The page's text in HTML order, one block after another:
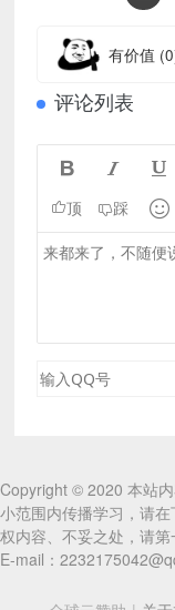
有价值
评论列表
  
顶 踩 
Copyright © 2020 本站
小范围内传播学习，请
权内容、不妥之处，请
E-mail：